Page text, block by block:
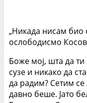
„Никада нисам био
ослободисмо
Боже мој, шта да
сузе и никако да
да радим? Сетим
давно беше. Јато